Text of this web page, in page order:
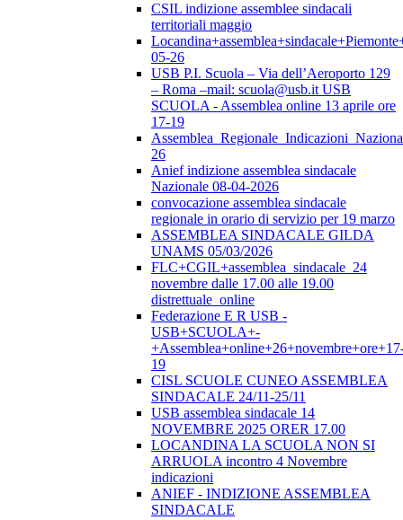
CSIL indizione assemblee sindacali
territoriali maggio
05-26
USB P.I. Scuola – Via dell’Aeroporto 129
– Roma –mail: scuola@usb.it USB
SCUOLA - Assemblea online 13 aprile ore
17-19
26
Anief indizione assemblea sindacale
Nazionale 08-04-2026
convocazione assemblea sindacale
regionale in orario di servizio per 19 marzo
ASSEMBLEA SINDACALE GILDA
UNAMS 05/03/2026
FLC+CGIL+assemblea_sindacale_24
novembre dalle 17.00 alle 19.00
distrettuale_online
Federazione E R USB -
USB+SCUOLA+-
19
CISL SCUOLE CUNEO ASSEMBLEA
SINDACALE 24/11-25/11
USB assemblea sindacale 14
NOVEMBRE 2025 ORER 17.00
LOCANDINA LA SCUOLA NON SI
ARRUOLA incontro 4 Novembre
indicazioni
ANIEF - INDIZIONE ASSEMBLEA
SINDACALE